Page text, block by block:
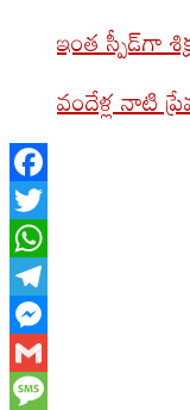
ఇంత స్పీడ్‌గా
వందేళ్ల నాటి
Facebook
Twitter
WhatsApp
Telegram
Messenger
Gmail